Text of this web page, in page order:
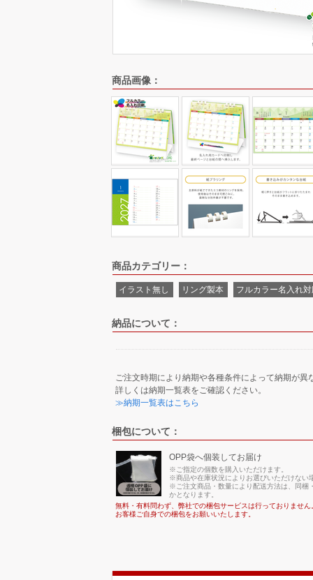
商品画像：
商品カテゴリー：
イラスト無し リング製本 フルカラー名入れ
納品について：
ご注文時期により納期や各種条件によって納期が異
詳しくは納期一覧表をご確認ください。
≫納期一覧表はこちら
梱包について：
OPP袋へ個装してお届け
※ご指定の個数を購入いただけます。
※商品や在庫状況によりお選びいただけない
※ご注文商品・数量により配送方法は、同梱
かとなります。
無料・有料問わず、弊社での梱包サービスは行っておりません
お客様ご自身での梱包をお願いいたします。